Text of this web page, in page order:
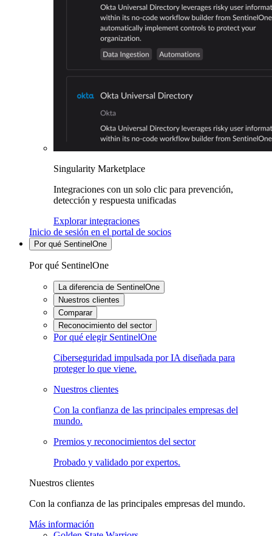
Singularity Marketplace
Integraciones con un solo clic para prevención,
detección y respuesta unificadas
Explorar integraciones
Inicio de sesión en el portal de socios
Por qué SentinelOne
Por qué SentinelOne
La diferencia de SentinelOne
Nuestros clientes
Comparar
Reconocimiento del sector
Por qué elegir SentinelOne
Ciberseguridad impulsada por IA diseñada para
proteger lo que viene.
Nuestros clientes
Con la confianza de las principales empresas del
mundo.
Premios y reconocimientos del sector
Probado y validado por expertos.
Nuestros clientes
Con la confianza de las principales empresas del mundo.
Más información